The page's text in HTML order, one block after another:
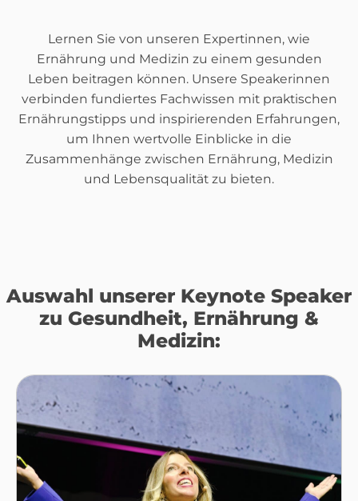
Lernen Sie von unseren Expertinnen, wie
Ernährung und Medizin zu einem gesunden
Leben beitragen können. Unsere Speakerinnen
verbinden fundiertes Fachwissen mit praktischen
Ernährungstipps und inspirierenden Erfahrungen,
um Ihnen wertvolle Einblicke in die
Zusammenhänge zwischen Ernährung, Medizin
und Lebensqualität zu bieten.
Auswahl unserer Keynote Speaker
zu Gesundheit, Ernährung &
Medizin: